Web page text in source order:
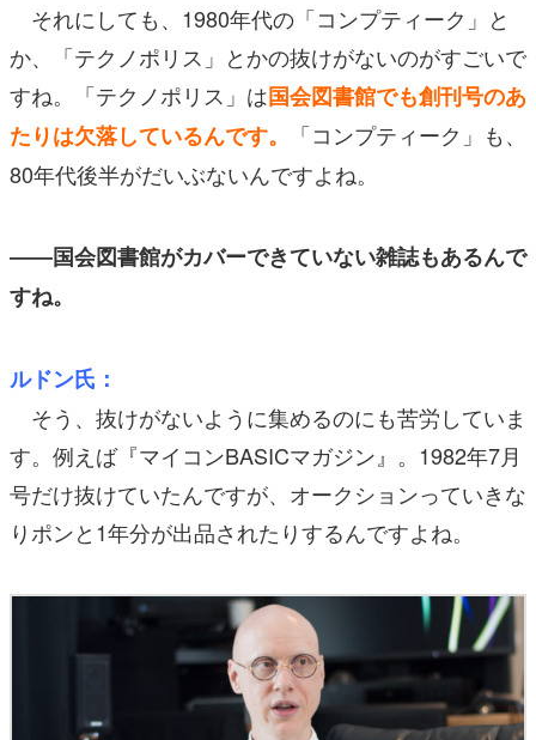
それにしても、1980年代の「コンプティーク」と
か、「テクノポリス」とかの抜けがないのがすごいで
すね。「テクノポリス」は国会図書館でも創刊号のあ
たりは欠落しているんです。
「コンプティーク」も、
80年代後半がだいぶないんですよね。
――国会図書館がカバーできていない雑誌もあるんで
すね。
ルドン氏：
そう、抜けがないように集めるのにも苦労していま
す。例えば『マイコンBASICマガジン』。1982年7月
号だけ抜けていたんですが、オークションっていきな
りポンと1年分が出品されたりするんですよね。